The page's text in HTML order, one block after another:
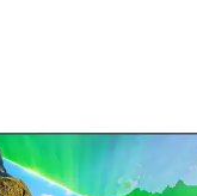
Račun